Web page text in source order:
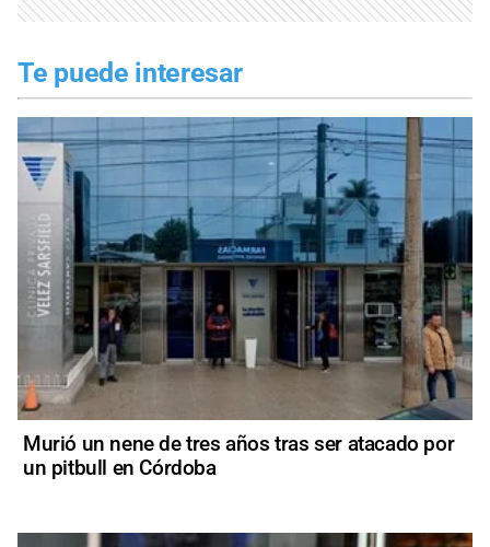
Te puede interesar
Murió un nene de tres años tras ser atacado por
un pitbull en Córdoba